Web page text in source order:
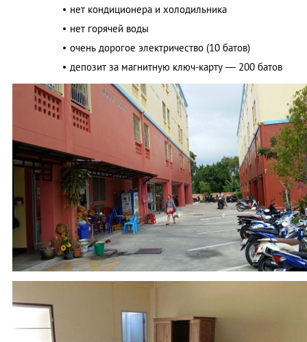
нет кондиционера и холодильника
нет горячей воды
очень дорогое электричество (10 батов)
депозит за магнитную ключ-карту ― 200 батов